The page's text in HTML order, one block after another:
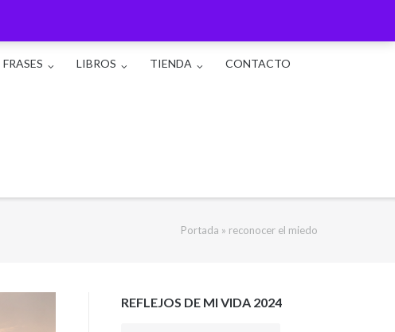
FRASES LIBROS TIENDA CONTACTO
Portada » reconocer el miedo
REFLEJOS DE MI VIDA 2024